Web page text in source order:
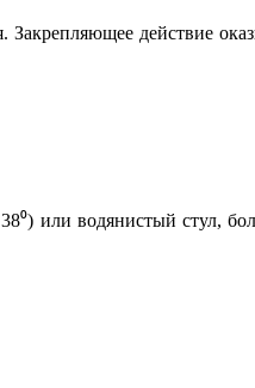
Закрепляющее действие
или водянистый стул,